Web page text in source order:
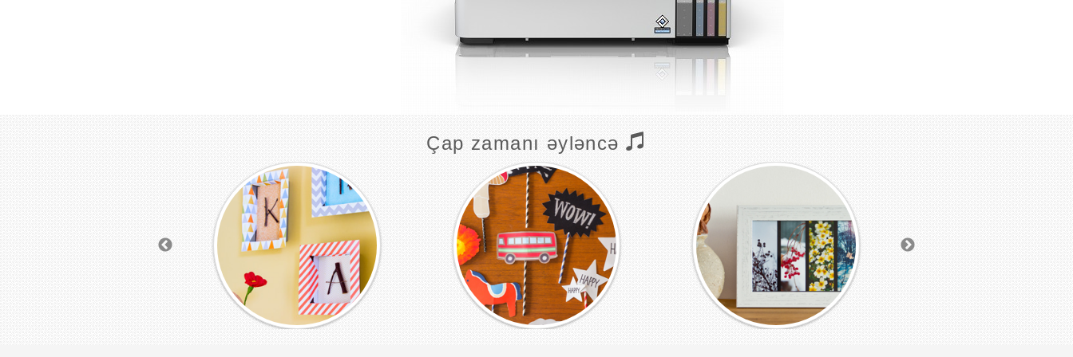
Çap zamanı əyləncə